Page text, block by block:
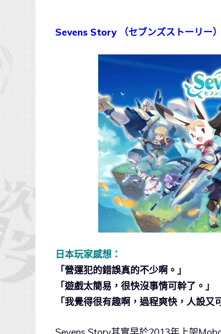
Sevens Story （セブンズストーリー
日本玩家感想：
「營運犯的錯誤真的不少啊。」
「遊戲太簡易，很快沒事情可幹了。」
「我覺得很有趣啊，過程爽快，人設又